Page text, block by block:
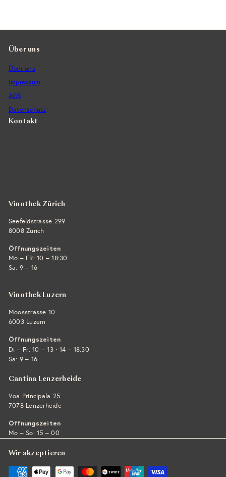
Über uns
Über uns
Impressum
AGB
Datenschutz
Kontakt
Vinothek Zürich
Seefeldstrasse 299
8008 Zürich
Öffnungszeiten
Mo – FR: 10 – 18:30
Sa: 9 – 16
Vinothek Luzern
Moosstrasse 10
6003 Luzern
Öffnungszeiten
Di – Fr: 10 – 13 · 14 – 18:30
Sa: 9 – 16
Cantina Lenzerheide
Voa Principala 25
7078 Lenzerheide
Öffnungszeiten
Mo – So: 15 – 00
Wir akzeptieren